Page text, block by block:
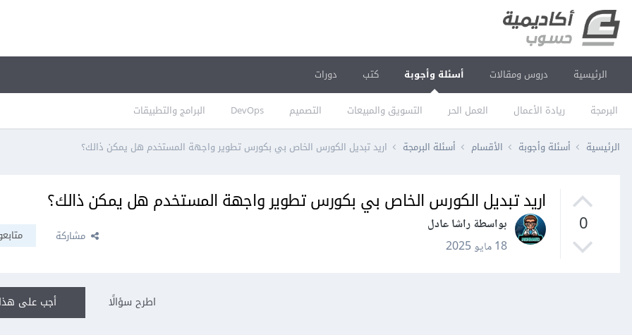
الرئيسية دروس ومقالات أسئلة وأجوبة
البرمجة ريادة الأعمال العمل الحر التسويق والمبيعات التصميم DevOps البرامج والتطبيقات
كتب دورات
الرئيسية أسئلة وأجوبة الأقسام أسئلة البرمجة اريد تبديل الكورس الخاص بي بكورس تطوير واجهة المستخدم هل يمكن ذالك؟
0
اريد تبديل الكورس الخاص بي بكورس تطوير واجهة المستخدم هل يمكن ذالك؟
بواسطة راشا عادل
18 مايو 2025
مشاركة
أجب على اطرح سؤالًا